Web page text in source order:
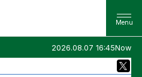
2026.08.07 16:45Now